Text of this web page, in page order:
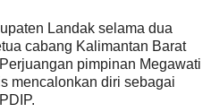
Landak selama dua
cabang Kalimantan Barat
pimpinan Megawati
mencalonkan diri sebagai